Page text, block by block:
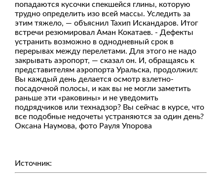
попадаются кусочки спекшейся глины, которую
трудно определить изо всей массы. Уследить за
этим тяжело, — объяснил Тахип Искандаров. Итог
встречи резюмировал Аман Кокатаев. - Дефекты
устранить возможно в однодневный срок в
перерывах между перелетами. Для этого не надо
закрывать аэропорт, — сказал он. И, обращаясь к
представителям аэропорта Уральска, продолжил:
Вы каждый день делается осмотр взлетно-
посадочной полосы, и как вы не могли заметить
раньше эти «раковины» и не уведомить
подрядчиков или технадзор? Вы сейчас в курсе, что
все подобные недочеты устраняются за один день?
Оксана Наумова, фото Рауля Упорова
Источник: